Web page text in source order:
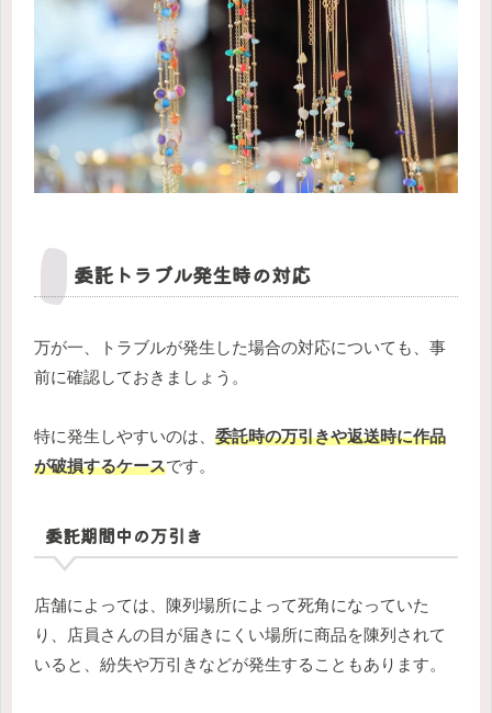
委託トラブル発生時の対応
万が一、トラブルが発生した場合の対応についても、事
前に確認しておきましょう。
特に発生しやすいのは、 委託時の万引きや返送時に作品
が破損するケースです。
委託期間中の万引き
店舗によっては、陳列場所によって死角になっていた
り、店員さんの目が届きにくい場所に商品を陳列されて
いると、紛失や万引きなどが発生することもあります。